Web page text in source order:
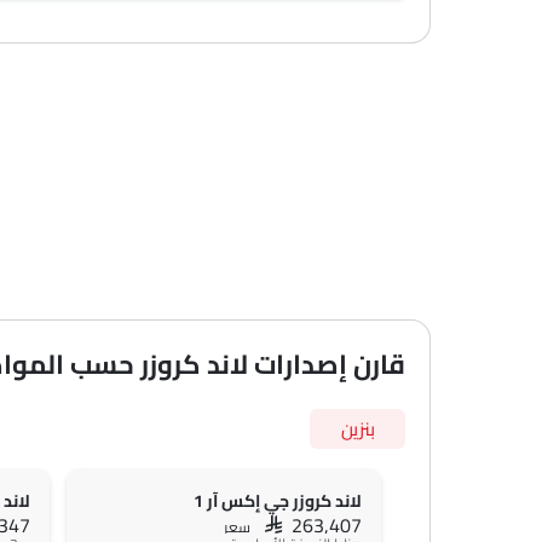
قارن إصدارات لاند كروزر حسب
بنزين
لاند كروزر جي إكس آر 1
SAR 263,407 سعر